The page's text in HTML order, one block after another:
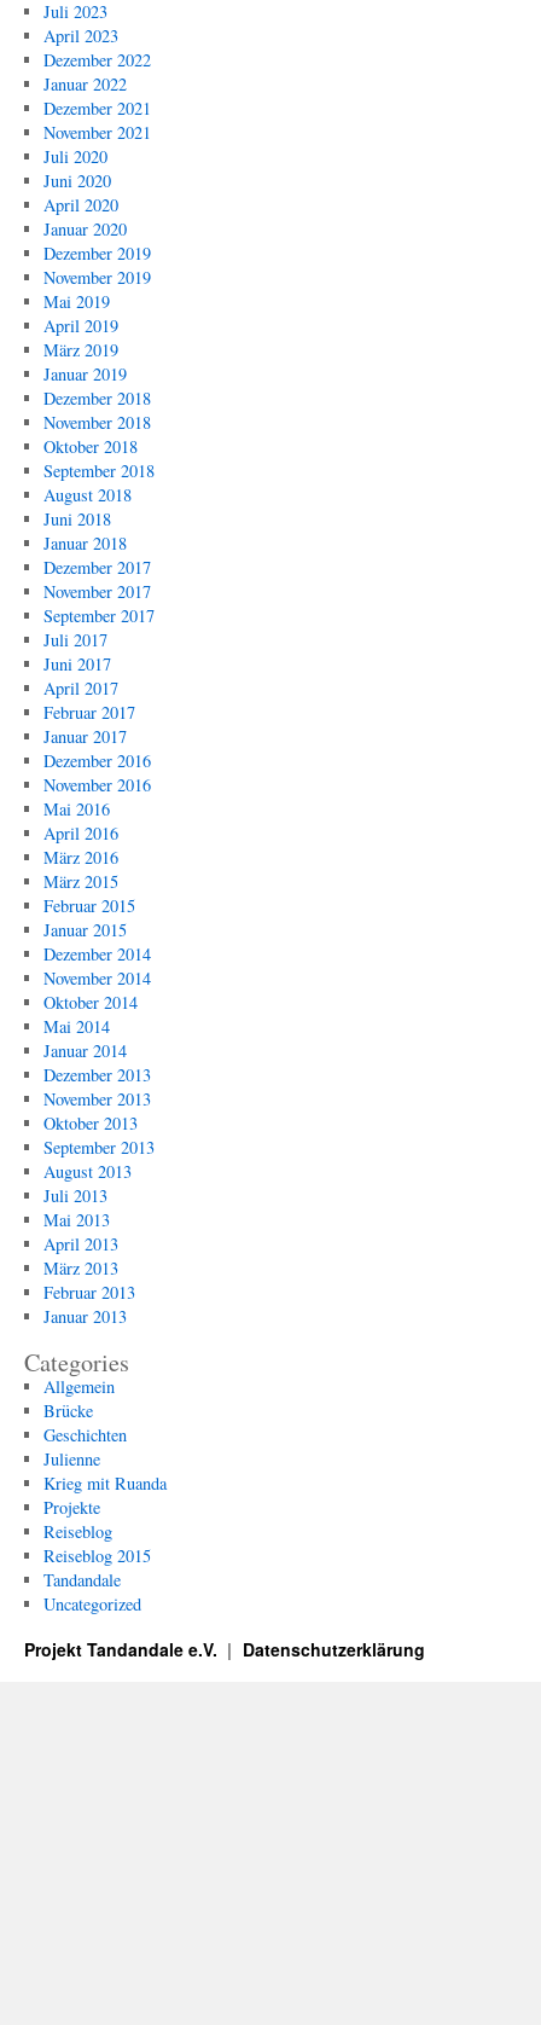
Juli 2023
April 2023
Dezember 2022
Januar 2022
Dezember 2021
November 2021
Juli 2020
Juni 2020
April 2020
Januar 2020
Dezember 2019
November 2019
Mai 2019
April 2019
März 2019
Januar 2019
Dezember 2018
November 2018
Oktober 2018
September 2018
August 2018
Juni 2018
Januar 2018
Dezember 2017
November 2017
September 2017
Juli 2017
Juni 2017
April 2017
Februar 2017
Januar 2017
Dezember 2016
November 2016
Mai 2016
April 2016
März 2016
März 2015
Februar 2015
Januar 2015
Dezember 2014
November 2014
Oktober 2014
Mai 2014
Januar 2014
Dezember 2013
November 2013
Oktober 2013
September 2013
August 2013
Juli 2013
Mai 2013
April 2013
März 2013
Februar 2013
Januar 2013
Categories
Allgemein
Brücke
Geschichten
Julienne
Krieg mit Ruanda
Projekte
Reiseblog
Reiseblog 2015
Tandandale
Uncategorized
Projekt Tandandale e.V. Datenschutzerklärung